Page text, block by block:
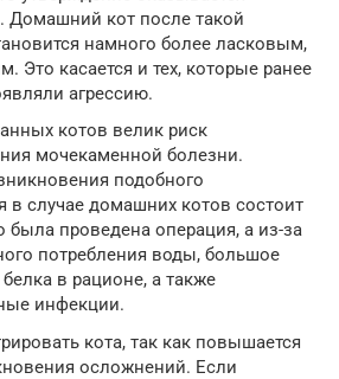
кот после такой
намного более ласковым,
Это касается и тех, которые ранее
агрессию.
котов велик риск
мочекаменной болезни.
подобного
в случае домашних котов состоит
была проведена операция, а из-за
потребления воды, большое
в рационе, а также
инфекции.
кота, так как повышается
осложнений. Если